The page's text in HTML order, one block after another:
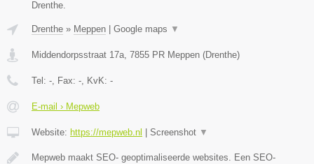
Drenthe.
Drenthe » Meppen Google maps ▼
Middendorpsstraat 17a 7855 PR Meppen (Drenthe)
Tel: - , Fax: - , KvK: -
E-mail › Mepweb
Website: https://mepweb.nl Screenshot ▼
Mepweb maakt SEO- geoptimaliseerde websites. Een SEO-